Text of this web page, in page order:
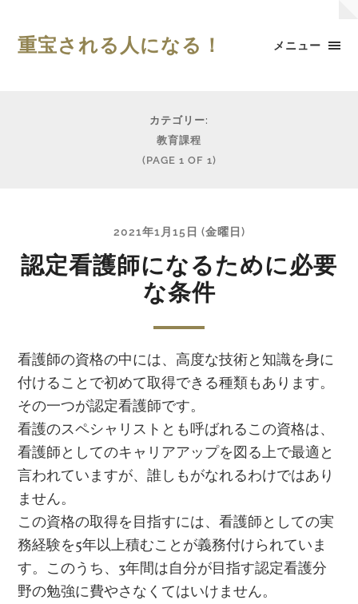
メニュー
重宝される人になる！
カテゴリー:
教育課程
(PAGE 1 OF 1)
2021年1月15日 (金曜日)
認定看護師になるために必要
な条件
看護師の資格の中には、高度な技術と知識を身に
付けることで初めて取得できる種類もあります。
その一つが認定看護師です。
看護のスペシャリストとも呼ばれるこの資格は、
看護師としてのキャリアアップを図る上で最適と
言われていますが、誰しもがなれるわけではあり
ません。
この資格の取得を目指すには、看護師としての実
務経験を5年以上積むことが義務付けられていま
す。このうち、3年間は自分が目指す認定看護分
野の勉強に費やさなくてはいけません。